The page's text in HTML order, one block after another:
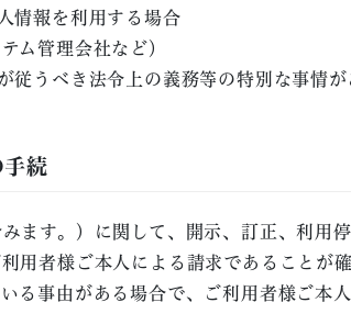
情報を利用する場合
管理会社など）
従うべき法令上の義務等の特別な事情
続
ます。）に関して、開示、訂正、利
用者様ご本人による請求であること
る事由がある場合で、ご利用者様ご